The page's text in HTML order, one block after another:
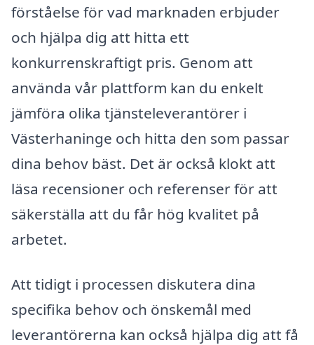
förståelse för vad marknaden erbjuder
och hjälpa dig att hitta ett
konkurrenskraftigt pris. Genom att
använda vår plattform kan du enkelt
jämföra olika tjänsteleverantörer i
Västerhaninge och hitta den som passar
dina behov bäst. Det är också klokt att
läsa recensioner och referenser för att
säkerställa att du får hög kvalitet på
arbetet.
Att tidigt i processen diskutera dina
specifika behov och önskemål med
leverantörerna kan också hjälpa dig att få